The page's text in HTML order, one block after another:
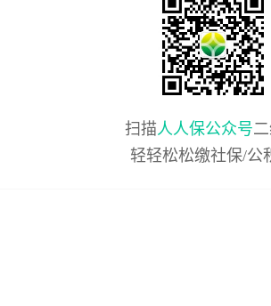
扫描人人保公众号
轻轻松松缴社保/公